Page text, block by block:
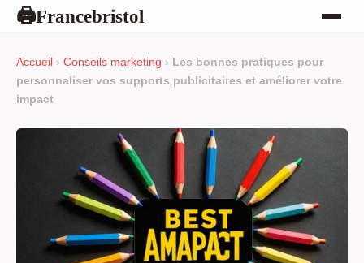
🖨Francebristol
Accueil › Conseils marketing › Les bonnes pratiques pour
personnaliser vos supports publicitaires et améliorer votre
impact